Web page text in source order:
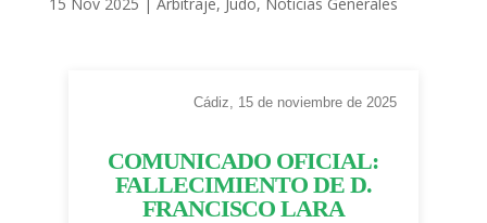
Cádiz, 15 de noviembre de 2025
COMUNICADO OFICIAL:
FALLECIMIENTO DE D.
FRANCISCO LARA